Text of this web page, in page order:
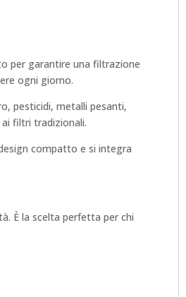
per garantire una filtrazione
ogni giorno.
pesticidi, metalli pesanti,
ai filtri tradizionali.
compatto e si integra
È la scelta perfetta per chi